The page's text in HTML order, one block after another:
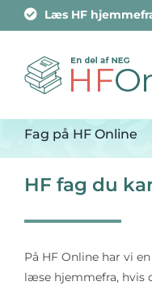
to
Læs HF
Om skolen
Tilmelding
Fuld HF Eksamen
HF Enkeltfag
HF Professionspakke
Fag på HF Online
HF fag du
På HF Online har vi
læse hjemmefra, hvis